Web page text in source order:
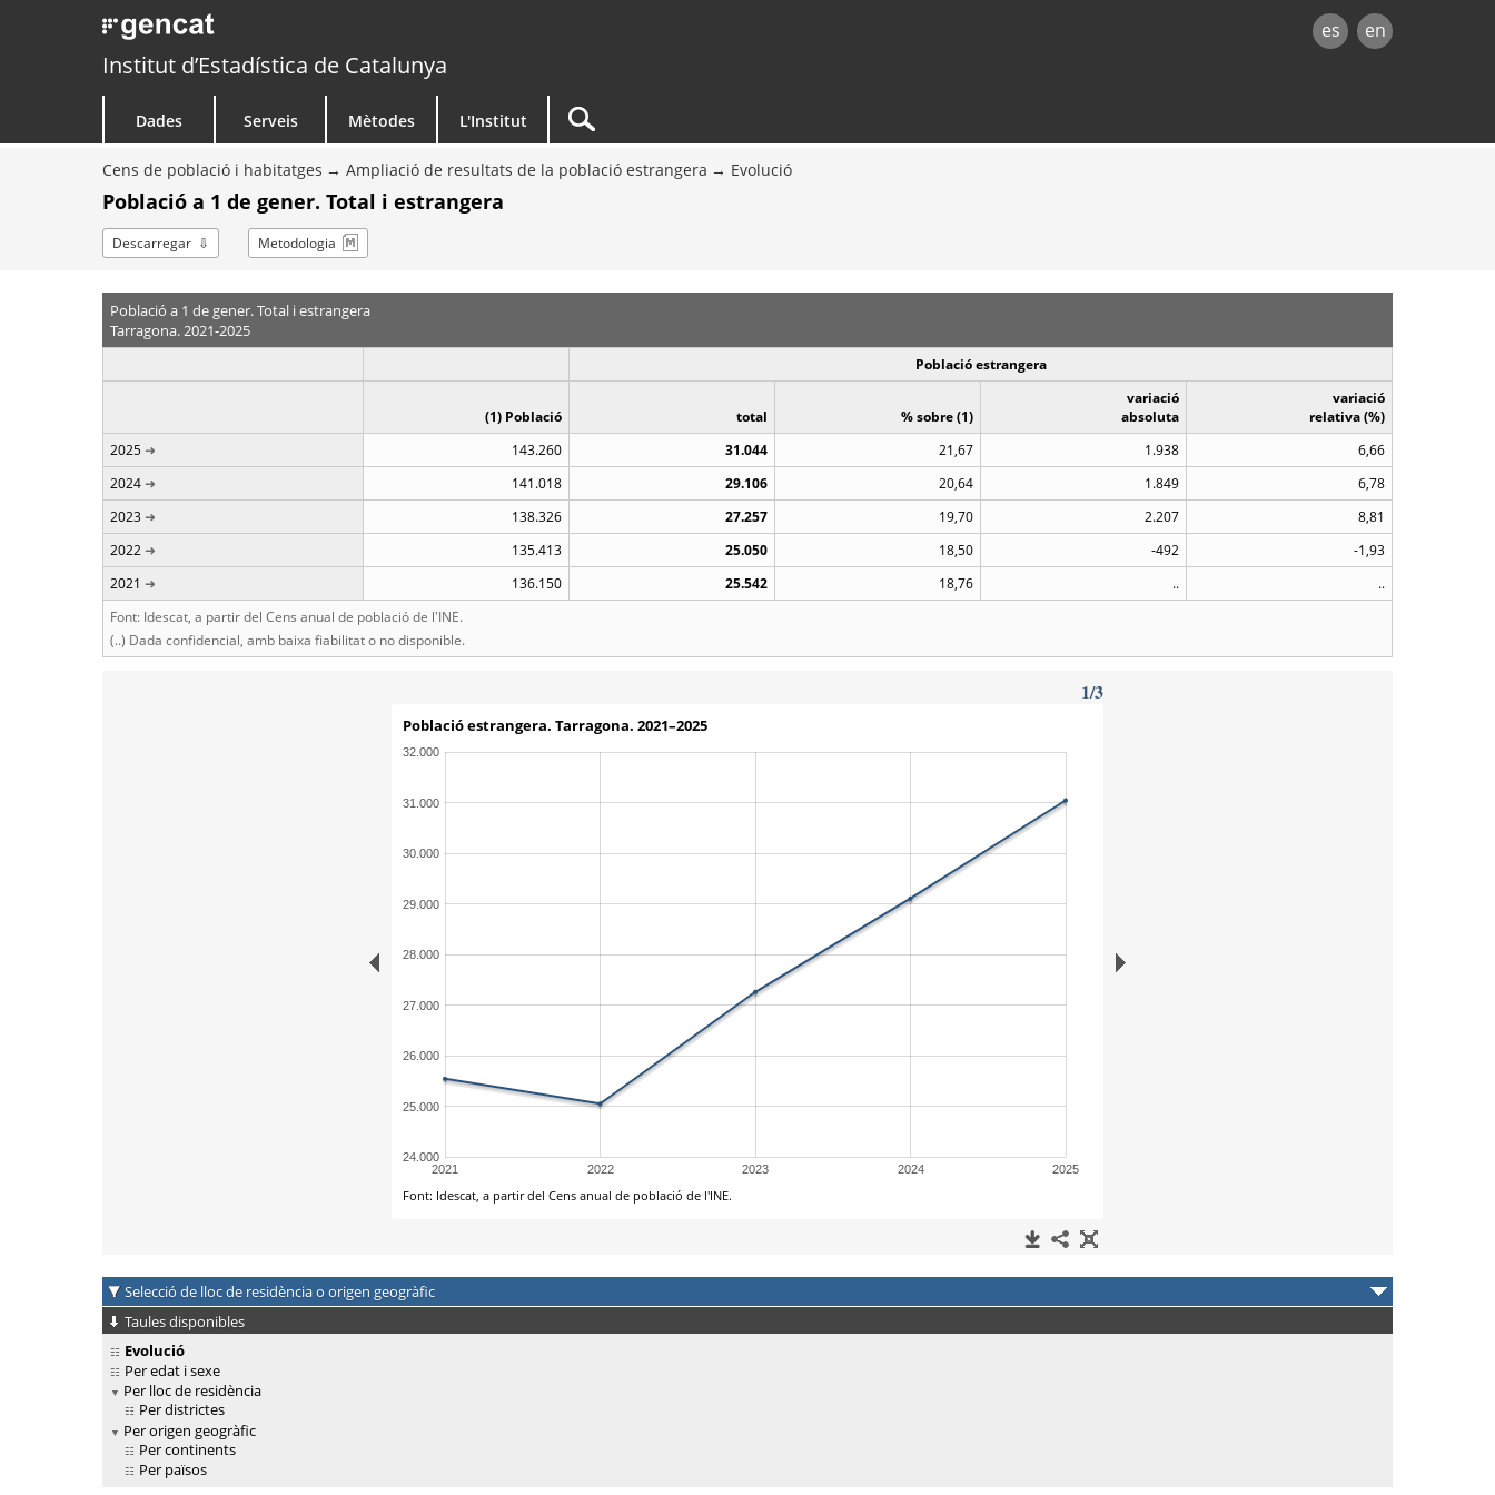
es en
Institut d’Estadística de Catalunya
Dades Serveis Mètodes L'Institut
Cens de població i habitatges Ampliació de resultats de la població estrangera Evolució
Població a 1 de gener. Total i estrangera
Descarregar Metodologia
Població a 1 de gener. Total i estrangera
Tarragona. 2021-2025
Població estrangera
(1) Població total % sobre (1)
variació
absoluta
variació
relativa (%)
2025
143.260 31.044 21,67 1.938
6,66
2024
141.018 29.106 20,64 1.849
6,78
2023
138.326 27.257 19,70 2.207
8,81
2022
135.413 25.050 18,50 -492
-1,93
2021
136.150 25.542 18,76 ..
..
Font: Idescat, a partir del Cens anual de població de l'INE.
(..) Dada confidencial, amb baixa fiabilitat o no disponible.
Selecció de lloc de residència o origen geogràfic
Taules disponibles
Evolució
Per edat i sexe
Per lloc de residència
Per districtes
Per origen geogràfic
Per continents
Per països